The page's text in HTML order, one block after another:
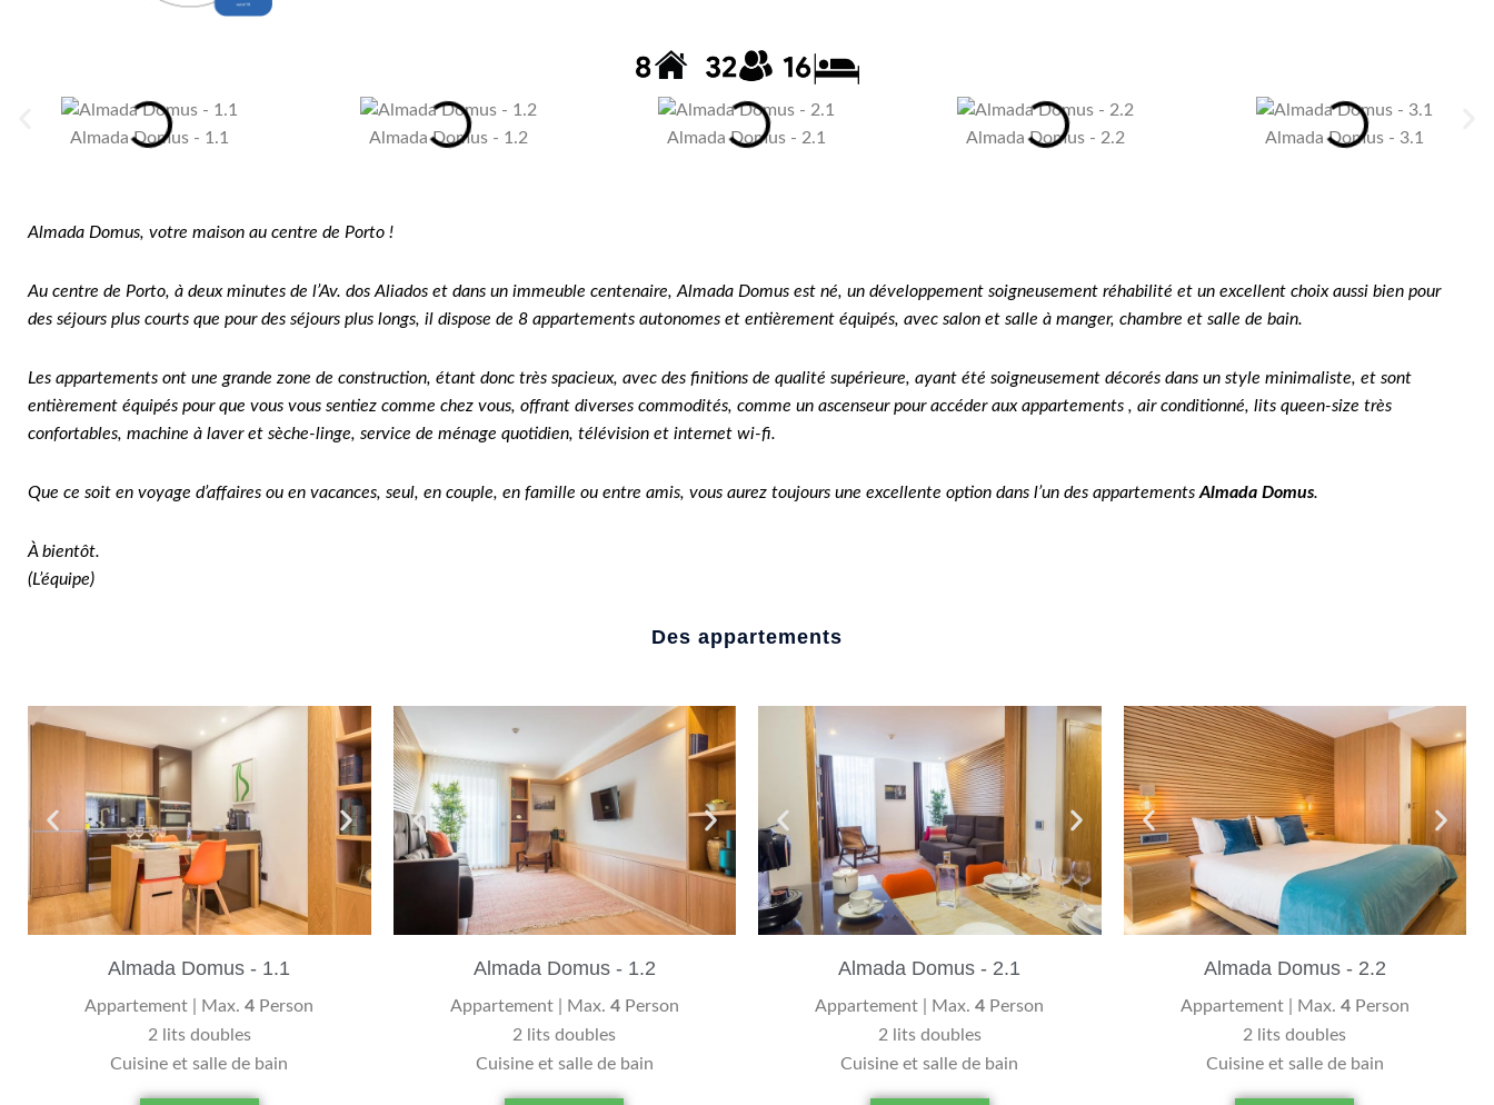
Almada Domus - 1.1 Almada Domus - 1.2 Almada Domus - 2.1 Almada Domus - 2.2 Almada Domus - 3.1
Almada Domus, votre maison au centre de Porto !
Au centre de Porto, à deux minutes de l’Av. dos Aliados et dans un immeuble centenaire, Almada Domus est né, un développement soigneusement réhabilité et un excellent choix aussi bien pour
des séjours plus courts que pour des séjours plus longs, il dispose de 8 appartements autonomes et entièrement équipés, avec salon et salle à manger, chambre et salle de bain.
Les appartements ont une grande zone de construction, étant donc très spacieux, avec des finitions de qualité supérieure, ayant été soigneusement décorés dans un style minimaliste, et sont
entièrement équipés pour que vous vous sentiez comme chez vous, offrant diverses commodités, comme un ascenseur pour accéder aux appartements , air conditionné, lits queen-size très
confortables, machine à laver et sèche-linge, service de ménage quotidien, télévision et internet wi-fi.
Que ce soit en voyage d’affaires ou en vacances, seul, en couple, en famille ou entre amis, vous aurez toujours une excellente option dans l’un des appartements Almada Domus.
À bientôt.
(L’équipe)
Des appartements
Almada Domus - 1.1
Appartement | Max.4 Person
2 lits doubles
Cuisine et salle de bain
Almada Domus - 1.2
Appartement | Max. 4Person
2 lits doubles
Cuisine et salle de bain
Almada Domus - 2.1
Appartement | Max.4 Person
2 lits doubles
Cuisine et salle de bain
Almada Domus - 2.2
Appartement | Max. 4Person
2 lits doubles
Cuisine et salle de bain